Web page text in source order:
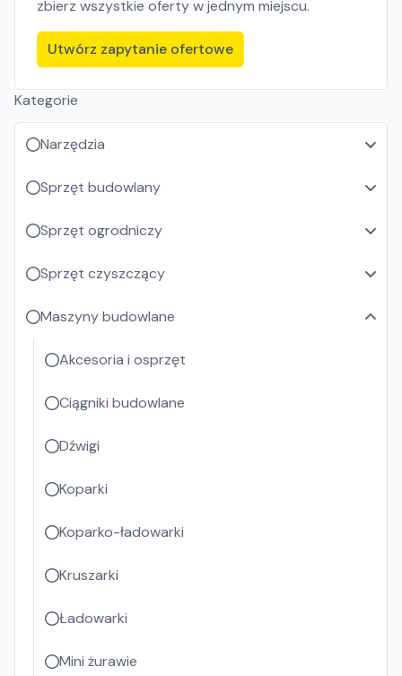
zbierz wszystkie oferty w jednym miejscu.
Utwórz zapytanie ofertowe
Kategorie
Narzędzia
Sprzęt budowlany
Sprzęt ogrodniczy
Sprzęt czyszczący
Maszyny budowlane
Akcesoria i osprzęt
Ciągniki budowlane
Dźwigi
Koparki
Koparko-ładowarki
Kruszarki
Ładowarki
Mini żurawie